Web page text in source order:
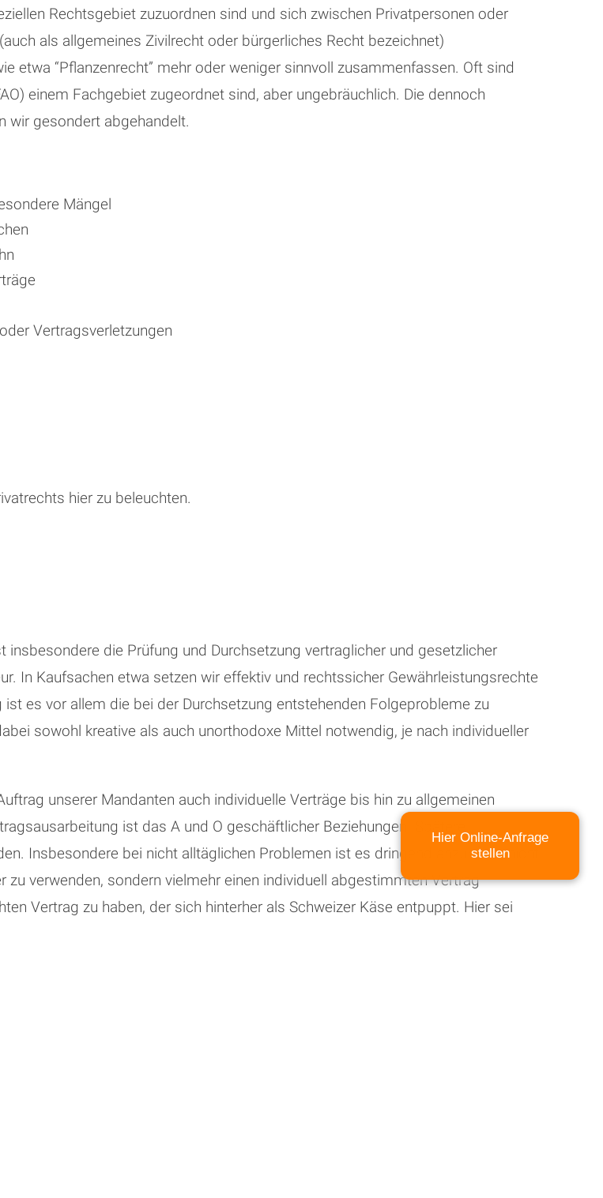
Rechtsgebiet zuzuordnen sind und sich zwischen Privatpersonen oder
als allgemeines Zivilrecht oder bürgerliches Recht bezeichnet)
etwa “Pflanzenrecht” mehr oder weniger sinnvoll zusammenfassen. Oft sind
einem Fachgebiet zugeordnet sind, aber ungebräuchlich. Die dennoch
wir gesondert abgehandelt.
Mängel
Vertragsverletzungen
hier zu beleuchten.
die Prüfung und Durchsetzung vertraglicher und gesetzlicher
In Kaufsachen etwa setzen wir effektiv und rechtssicher Gewährleistungsrechte
es vor allem die bei der Durchsetzung entstehenden Folgeprobleme zu
sowohl kreative als auch unorthodoxe Mittel notwendig, je nach individueller
unserer Mandanten auch individuelle Verträge bis hin zu allgemeinen
ist das A und O geschäftlicher Beziehungen. Spätere
Insbesondere bei nicht alltäglichen Problemen ist es dringend anzuraten, nicht
verwenden, sondern vielmehr einen individuell abgestimmten Vertrag
Vertrag zu haben, der sich hinterher als Schweizer Käse entpuppt. Hier sei
Hier Online-Anfrage
stellen